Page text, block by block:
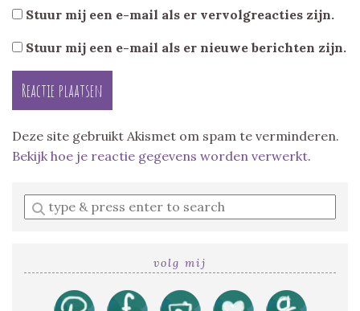
Stuur mij een e-mail als er vervolgreacties zijn.
Stuur mij een e-mail als er nieuwe berichten zijn.
Deze site gebruikt Akismet om spam te verminderen.
Bekijk hoe je reactie gegevens worden verwerkt.
Enter
a
volg mij